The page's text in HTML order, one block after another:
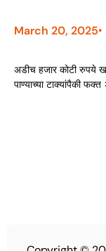
March 20, 2025•
अडीच हजार कोटी रुपये
पाण्याच्या टाक्यांपैकी